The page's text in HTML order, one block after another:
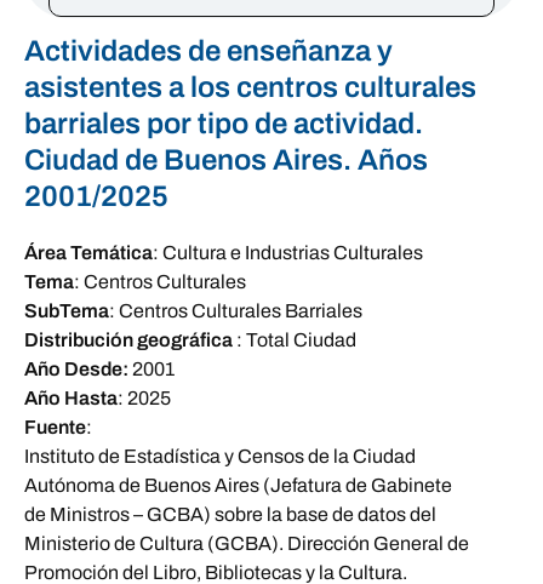
Actividades de enseñanza y
asistentes a los centros culturales
barriales por tipo de actividad.
Ciudad de Buenos Aires. Años
2001/2025
Área Temática: Cultura e Industrias Culturales
Tema: Centros Culturales
SubTema: Centros Culturales Barriales
Distribución geográfica : Total Ciudad
Año Desde: 2001
Año Hasta: 2025
Fuente:
Instituto de Estadística y Censos de la Ciudad
Autónoma de Buenos Aires (Jefatura de Gabinete
de Ministros – GCBA) sobre la base de datos del
Ministerio de Cultura (GCBA). Dirección General de
Promoción del Libro, Bibliotecas y la Cultura.